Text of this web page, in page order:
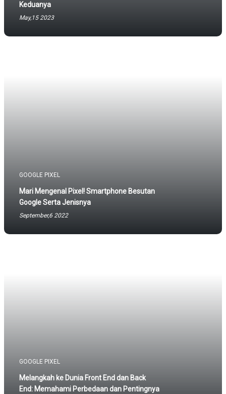
Keduanya
May,15 2023
GOOGLE PIXEL
Mari Mengenal Pixel! Smartphone Besutan
Google Serta Jenisnya
September,6 2022
GOOGLE PIXEL
Melangkah ke Dunia Front End dan Back
End: Memahami Perbedaan dan Pentingnya